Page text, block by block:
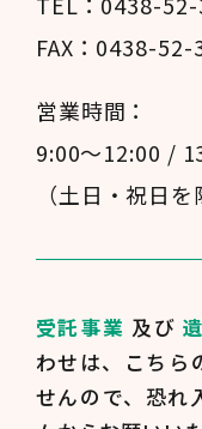
FAX：0438-52-
営業時間：
9:00～12:00 /
（土日・祝日を
受託事業 及び
わせは、
こちら
せんので、 恐れ